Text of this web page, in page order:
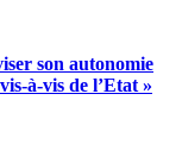
son autonomie
à-vis de l’Etat »